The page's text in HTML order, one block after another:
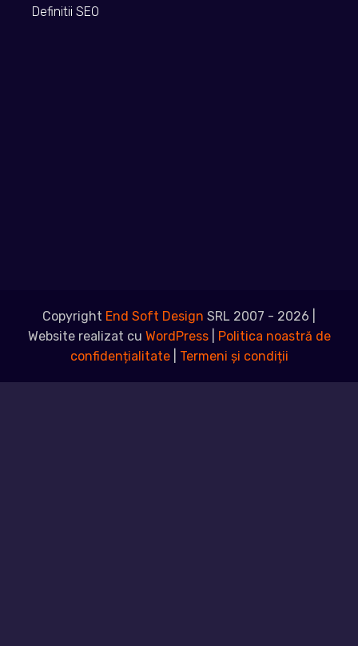
Definitii SEO
Copyright End Soft Design SRL 2007 - 2026 |
Website realizat cu WordPress|
Politica noastră de
confidențialitate| Termeni și condiții